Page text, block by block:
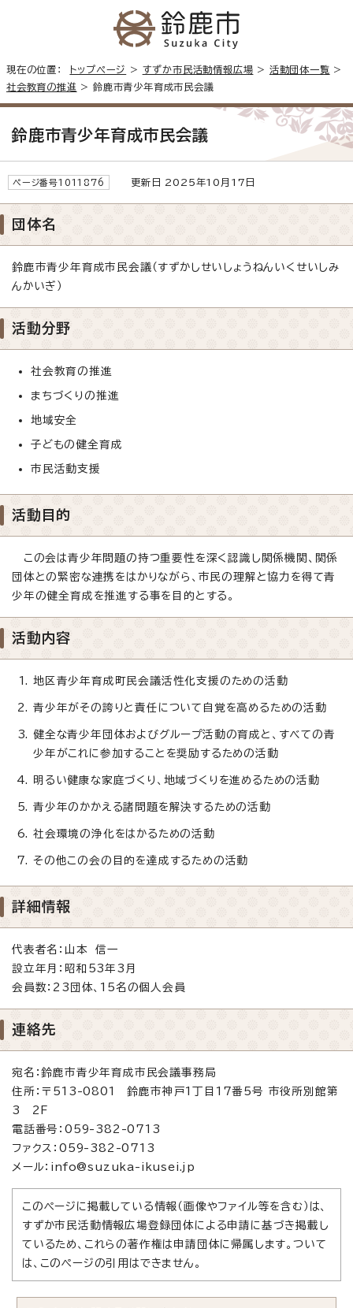
現在の位置： トップページ > すずか市民活動情報広場 > 活動団体一覧 >
社会教育の推進 > 鈴鹿市青少年育成市民会議
鈴鹿市青少年育成市民会議
ページ番号1011876 更新日 2025年10月17日
団体名
鈴鹿市青少年育成市民会議（すずかしせいしょうねんいくせいしみ
んかいぎ）
活動分野
社会教育の推進
まちづくりの推進
地域安全
子どもの健全育成
市民活動支援
活動目的
この会は青少年問題の持つ重要性を深く認識し関係機関、関係
団体との緊密な連携をはかりながら、市民の理解と協力を得て青
少年の健全育成を推進する事を目的とする。
活動内容
地区青少年育成町民会議活性化支援のための活動
青少年がその誇りと責任について自覚を高めるための活動
健全な青少年団体およびグループ活動の育成と、すべての青
少年がこれに参加することを奨励するための活動
明るい健康な家庭づくり、地域づくりを進めるための活動
青少年のかかえる諸問題を解決するための活動
社会環境の浄化をはかるための活動
その他この会の目的を達成するための活動
詳細情報
代表者名：山本 信一
設立年月：昭和53年3月
会員数：23団体、15名の個人会員
連絡先
宛名：鈴鹿市青少年育成市民会議事務局
住所：〒513-0801 鈴鹿市神戸1丁目17番5号 市役所別館第
3 2F
電話番号：059-382-0713
ファクス：059-382-0713
メール：info@suzuka-ikusei.jp
このページに掲載している情報（画像やファイル等を含む）は、
すずか市民活動情報広場登録団体による申請に基づき掲載し
ているため、これらの著作権は申請団体に帰属します。ついて
は、このページの引用はできません。